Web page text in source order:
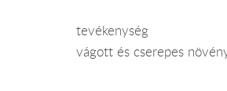
tevékenység
vágott és cserepes